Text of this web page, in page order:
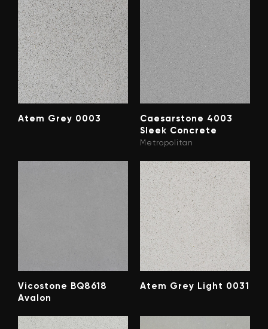
Atem Grey 0003
Caesarstone 4003
Sleek Concrete
Metropolitan
Vicostone BQ8618
Avalon
Atem Grey Light 0031